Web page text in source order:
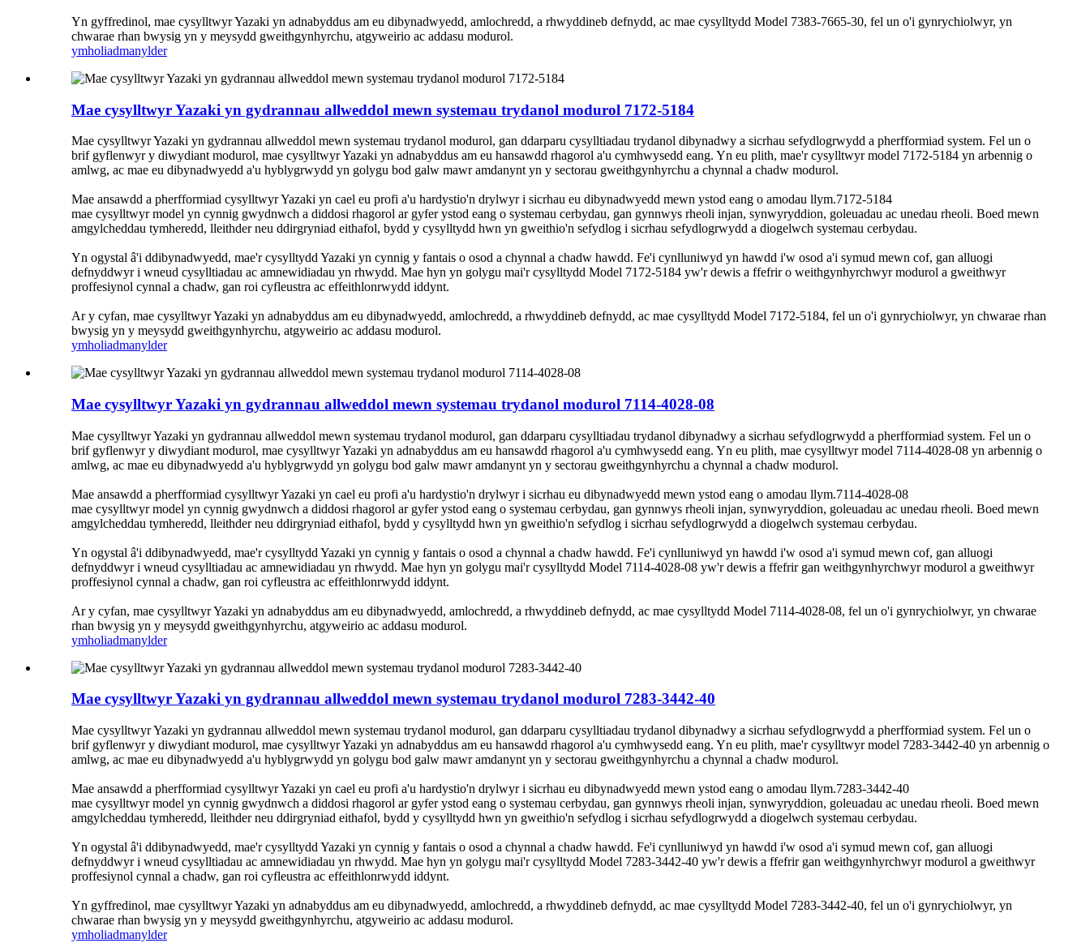
Yn gyffredinol, mae cysylltwyr Yazaki yn adnabyddus am eu dibynadwyedd, amlochredd, a rhwyddineb defnydd, ac mae cysylltydd Model 7383-7665-30, fel un o'i gynrychiolwyr, yn
chwarae rhan bwysig yn y meysydd gweithgynhyrchu, atgyweirio ac addasu modurol.
ymholiadmanylder
Mae cysylltwyr Yazaki yn gydrannau allweddol mewn systemau trydanol modurol 7172-5184
Mae cysylltwyr Yazaki yn gydrannau allweddol mewn systemau trydanol modurol, gan ddarparu cysylltiadau trydanol dibynadwy a sicrhau sefydlogrwydd a pherfformiad system. Fel un o
brif gyflenwyr y diwydiant modurol, mae cysylltwyr Yazaki yn adnabyddus am eu hansawdd rhagorol a'u cymhwysedd eang. Yn eu plith, mae'r cysylltwyr model 7172-5184 yn arbennig o
amlwg, ac mae eu dibynadwyedd a'u hyblygrwydd yn golygu bod galw mawr amdanynt yn y sectorau gweithgynhyrchu a chynnal a chadw modurol.
Mae ansawdd a pherfformiad cysylltwyr Yazaki yn cael eu profi a'u hardystio'n drylwyr i sicrhau eu dibynadwyedd mewn ystod eang o amodau llym.7172-5184
mae cysylltwyr model yn cynnig gwydnwch a diddosi rhagorol ar gyfer ystod eang o systemau cerbydau, gan gynnwys rheoli injan, synwyryddion, goleuadau ac unedau rheoli. Boed mewn
amgylcheddau tymheredd, lleithder neu ddirgryniad eithafol, bydd y cysylltydd hwn yn gweithio'n sefydlog i sicrhau sefydlogrwydd a diogelwch systemau cerbydau.
Yn ogystal â'i ddibynadwyedd, mae'r cysylltydd Yazaki yn cynnig y fantais o osod a chynnal a chadw hawdd. Fe'i cynlluniwyd yn hawdd i'w osod a'i symud mewn cof, gan alluogi
defnyddwyr i wneud cysylltiadau ac amnewidiadau yn rhwydd. Mae hyn yn golygu mai'r cysylltydd Model 7172-5184 yw'r dewis a ffefrir o weithgynhyrchwyr modurol a gweithwyr
proffesiynol cynnal a chadw, gan roi cyfleustra ac effeithlonrwydd iddynt.
Ar y cyfan, mae cysylltwyr Yazaki yn adnabyddus am eu dibynadwyedd, amlochredd, a rhwyddineb defnydd, ac mae cysylltydd Model 7172-5184, fel un o'i gynrychiolwyr, yn chwarae rhan
bwysig yn y meysydd gweithgynhyrchu, atgyweirio ac addasu modurol.
ymholiadmanylder
Mae cysylltwyr Yazaki yn gydrannau allweddol mewn systemau trydanol modurol 7114-4028-08
Mae cysylltwyr Yazaki yn gydrannau allweddol mewn systemau trydanol modurol, gan ddarparu cysylltiadau trydanol dibynadwy a sicrhau sefydlogrwydd a pherfformiad system. Fel un o
brif gyflenwyr y diwydiant modurol, mae cysylltwyr Yazaki yn adnabyddus am eu hansawdd rhagorol a'u cymhwysedd eang. Yn eu plith, mae cysylltwyr model 7114-4028-08 yn arbennig o
amlwg, ac mae eu dibynadwyedd a'u hyblygrwydd yn golygu bod galw mawr amdanynt yn y sectorau gweithgynhyrchu a chynnal a chadw modurol.
Mae ansawdd a pherfformiad cysylltwyr Yazaki yn cael eu profi a'u hardystio'n drylwyr i sicrhau eu dibynadwyedd mewn ystod eang o amodau llym.7114-4028-08
mae cysylltwyr model yn cynnig gwydnwch a diddosi rhagorol ar gyfer ystod eang o systemau cerbydau, gan gynnwys rheoli injan, synwyryddion, goleuadau ac unedau rheoli. Boed mewn
amgylcheddau tymheredd, lleithder neu ddirgryniad eithafol, bydd y cysylltydd hwn yn gweithio'n sefydlog i sicrhau sefydlogrwydd a diogelwch systemau cerbydau.
Yn ogystal â'i ddibynadwyedd, mae'r cysylltydd Yazaki yn cynnig y fantais o osod a chynnal a chadw hawdd. Fe'i cynlluniwyd yn hawdd i'w osod a'i symud mewn cof, gan alluogi
defnyddwyr i wneud cysylltiadau ac amnewidiadau yn rhwydd. Mae hyn yn golygu mai'r cysylltydd Model 7114-4028-08 yw'r dewis a ffefrir gan weithgynhyrchwyr modurol a gweithwyr
proffesiynol cynnal a chadw, gan roi cyfleustra ac effeithlonrwydd iddynt.
Ar y cyfan, mae cysylltwyr Yazaki yn adnabyddus am eu dibynadwyedd, amlochredd, a rhwyddineb defnydd, ac mae cysylltydd Model 7114-4028-08, fel un o'i gynrychiolwyr, yn chwarae
rhan bwysig yn y meysydd gweithgynhyrchu, atgyweirio ac addasu modurol.
ymholiadmanylder
Mae cysylltwyr Yazaki yn gydrannau allweddol mewn systemau trydanol modurol 7283-3442-40
Mae cysylltwyr Yazaki yn gydrannau allweddol mewn systemau trydanol modurol, gan ddarparu cysylltiadau trydanol dibynadwy a sicrhau sefydlogrwydd a pherfformiad system. Fel un o
brif gyflenwyr y diwydiant modurol, mae cysylltwyr Yazaki yn adnabyddus am eu hansawdd rhagorol a'u cymhwysedd eang. Yn eu plith, mae'r cysylltwyr model 7283-3442-40 yn arbennig o
amlwg, ac mae eu dibynadwyedd a'u hyblygrwydd yn golygu bod galw mawr amdanynt yn y sectorau gweithgynhyrchu a chynnal a chadw modurol.
Mae ansawdd a pherfformiad cysylltwyr Yazaki yn cael eu profi a'u hardystio'n drylwyr i sicrhau eu dibynadwyedd mewn ystod eang o amodau llym.7283-3442-40
mae cysylltwyr model yn cynnig gwydnwch a diddosi rhagorol ar gyfer ystod eang o systemau cerbydau, gan gynnwys rheoli injan, synwyryddion, goleuadau ac unedau rheoli. Boed mewn
amgylcheddau tymheredd, lleithder neu ddirgryniad eithafol, bydd y cysylltydd hwn yn gweithio'n sefydlog i sicrhau sefydlogrwydd a diogelwch systemau cerbydau.
Yn ogystal â'i ddibynadwyedd, mae'r cysylltydd Yazaki yn cynnig y fantais o osod a chynnal a chadw hawdd. Fe'i cynlluniwyd yn hawdd i'w osod a'i symud mewn cof, gan alluogi
defnyddwyr i wneud cysylltiadau ac amnewidiadau yn rhwydd. Mae hyn yn golygu mai'r cysylltydd Model 7283-3442-40 yw'r dewis a ffefrir gan weithgynhyrchwyr modurol a gweithwyr
proffesiynol cynnal a chadw, gan roi cyfleustra ac effeithlonrwydd iddynt.
Yn gyffredinol, mae cysylltwyr Yazaki yn adnabyddus am eu dibynadwyedd, amlochredd, a rhwyddineb defnydd, ac mae cysylltydd Model 7283-3442-40, fel un o'i gynrychiolwyr, yn
chwarae rhan bwysig yn y meysydd gweithgynhyrchu, atgyweirio ac addasu modurol.
ymholiadmanylder